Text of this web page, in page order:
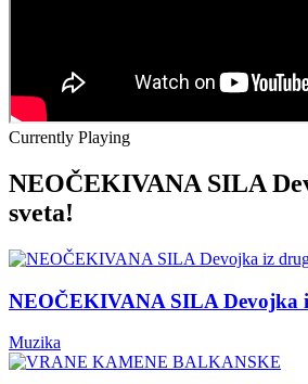
Currently Playing
NEOČEKIVANA SILA
sveta!
NEOČEKIVANA SILA Devojka
Muzika